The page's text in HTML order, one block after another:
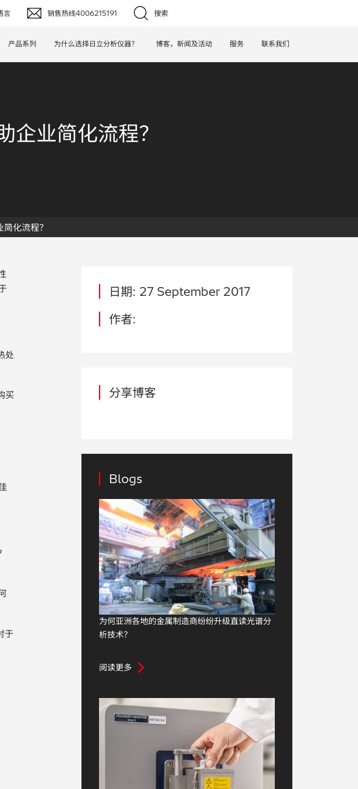
言
English (EN)
销售热线4006215191 搜索
产品系列 为什么选择日立分析仪器？ 博客，新闻及活动 服务 联系我们
企业简化流程？
化流程？
处
买
于
日期: 27 September 2017
作者:
分享博客
Blogs
为何亚洲各地的金属制造商纷纷升级直读光谱分
析技术？
阅读更多